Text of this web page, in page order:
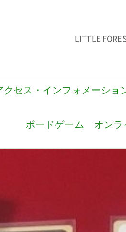
LITTLE
クセス・インフォメーショ
ボードゲーム オンラ